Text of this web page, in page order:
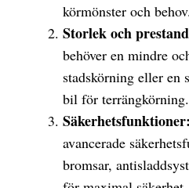
körmönster och behov.
Storlek och
behöver en mindre
stadskörning eller
bil för terrängkörning.
Säkerhetsfunktioner:
avancerade
bromsar,